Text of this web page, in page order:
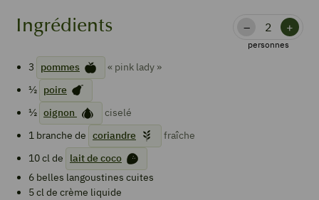
Ingrédients – +
personnes
3 pommes
« pink lady »
½ poire
½ oignon
ciselé
1 branche de coriandre
fraîche
10cl de
lait de coco
6 belles langoustines cuites
5cl de crème liquide